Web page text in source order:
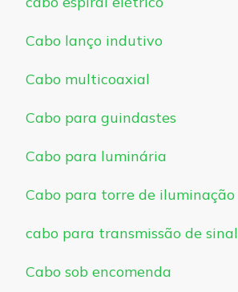
Cabo lanço indutivo
Cabo multicoaxial
Cabo para guindastes
Cabo para luminária
Cabo para torre de iluminação
cabo para transmissão de sinal
Cabo sob encomenda